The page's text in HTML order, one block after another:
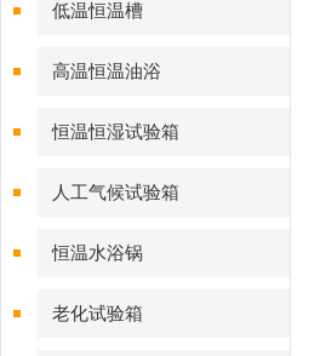
低温恒温槽
高温恒温油浴
恒温恒湿试验箱
人工气候试验箱
恒温水浴锅
老化试验箱